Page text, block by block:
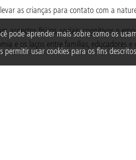
pode aprender mais sobre como os
usar cookies para os fins
as crianças para contato com a
aspectos físicos, sociais, cognitivos e
e os laços entre famílias, educadores